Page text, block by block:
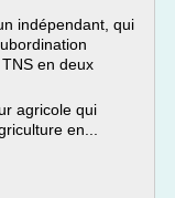
indépendant, qui
en deux
agricole qui
en...